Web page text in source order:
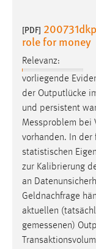
[PDF]
role for money
Relevanz:
vorliegende
der Outputlücke
und persistent
Messproblem bei
vorhanden. In der
statistischen
zur Kalibrierung
an
Geldnachfrage
aktuellen
gemessenen)